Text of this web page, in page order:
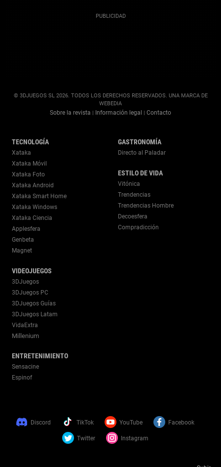
© 3DJUEGOS SL 2026. TODOS LOS DERECHOS RESERVADOS. UNA MARCA DE
WEBEDIA
Sobre la revista | Información legal | Contacto
TECNOLOGÍA
Xataka
Xataka Móvil
Xataka Foto
Xataka Android
Xataka Smart Home
Xataka Windows
Xataka Ciencia
Applesfera
Genbeta
Magnet
VIDEOJUEGOS
3DJuegos
3DJuegos PC
3DJuegos Guías
3DJuegos Latam
VidaExtra
Millenium
ENTRETENIMIENTO
Sensacine
Espinof
GASTRONOMÍA
Directo al Paladar
ESTILO DE VIDA
Vitónica
Trendencias
Trendencias Hombre
Decoesfera
Compradicción
Discord TikTok YouTube Facebook
Twitter Instagram